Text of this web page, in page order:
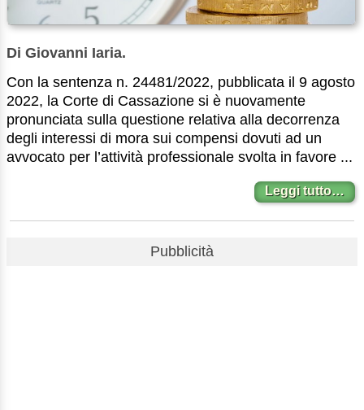
Di Giovanni Iaria.
Con la sentenza n. 24481/2022, pubblicata il 9 agosto
2022, la Corte di Cassazione si è nuovamente
pronunciata sulla questione relativa alla decorrenza
degli interessi di mora sui compensi dovuti ad un
avvocato per l’attività professionale svolta in favore ...
Leggi tutto…
Pubblicità